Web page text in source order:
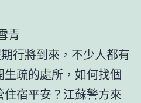
青
行將到來，不少人都有
疏的處所，如何找個
宿平安？江蘇警方來